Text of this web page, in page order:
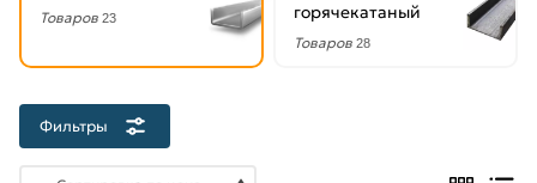
Товаров 23
горячекатаный
Товаров 28
Фильтры
руб.